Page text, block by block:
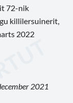
72-nik
killilersuinerit,
2022
2021